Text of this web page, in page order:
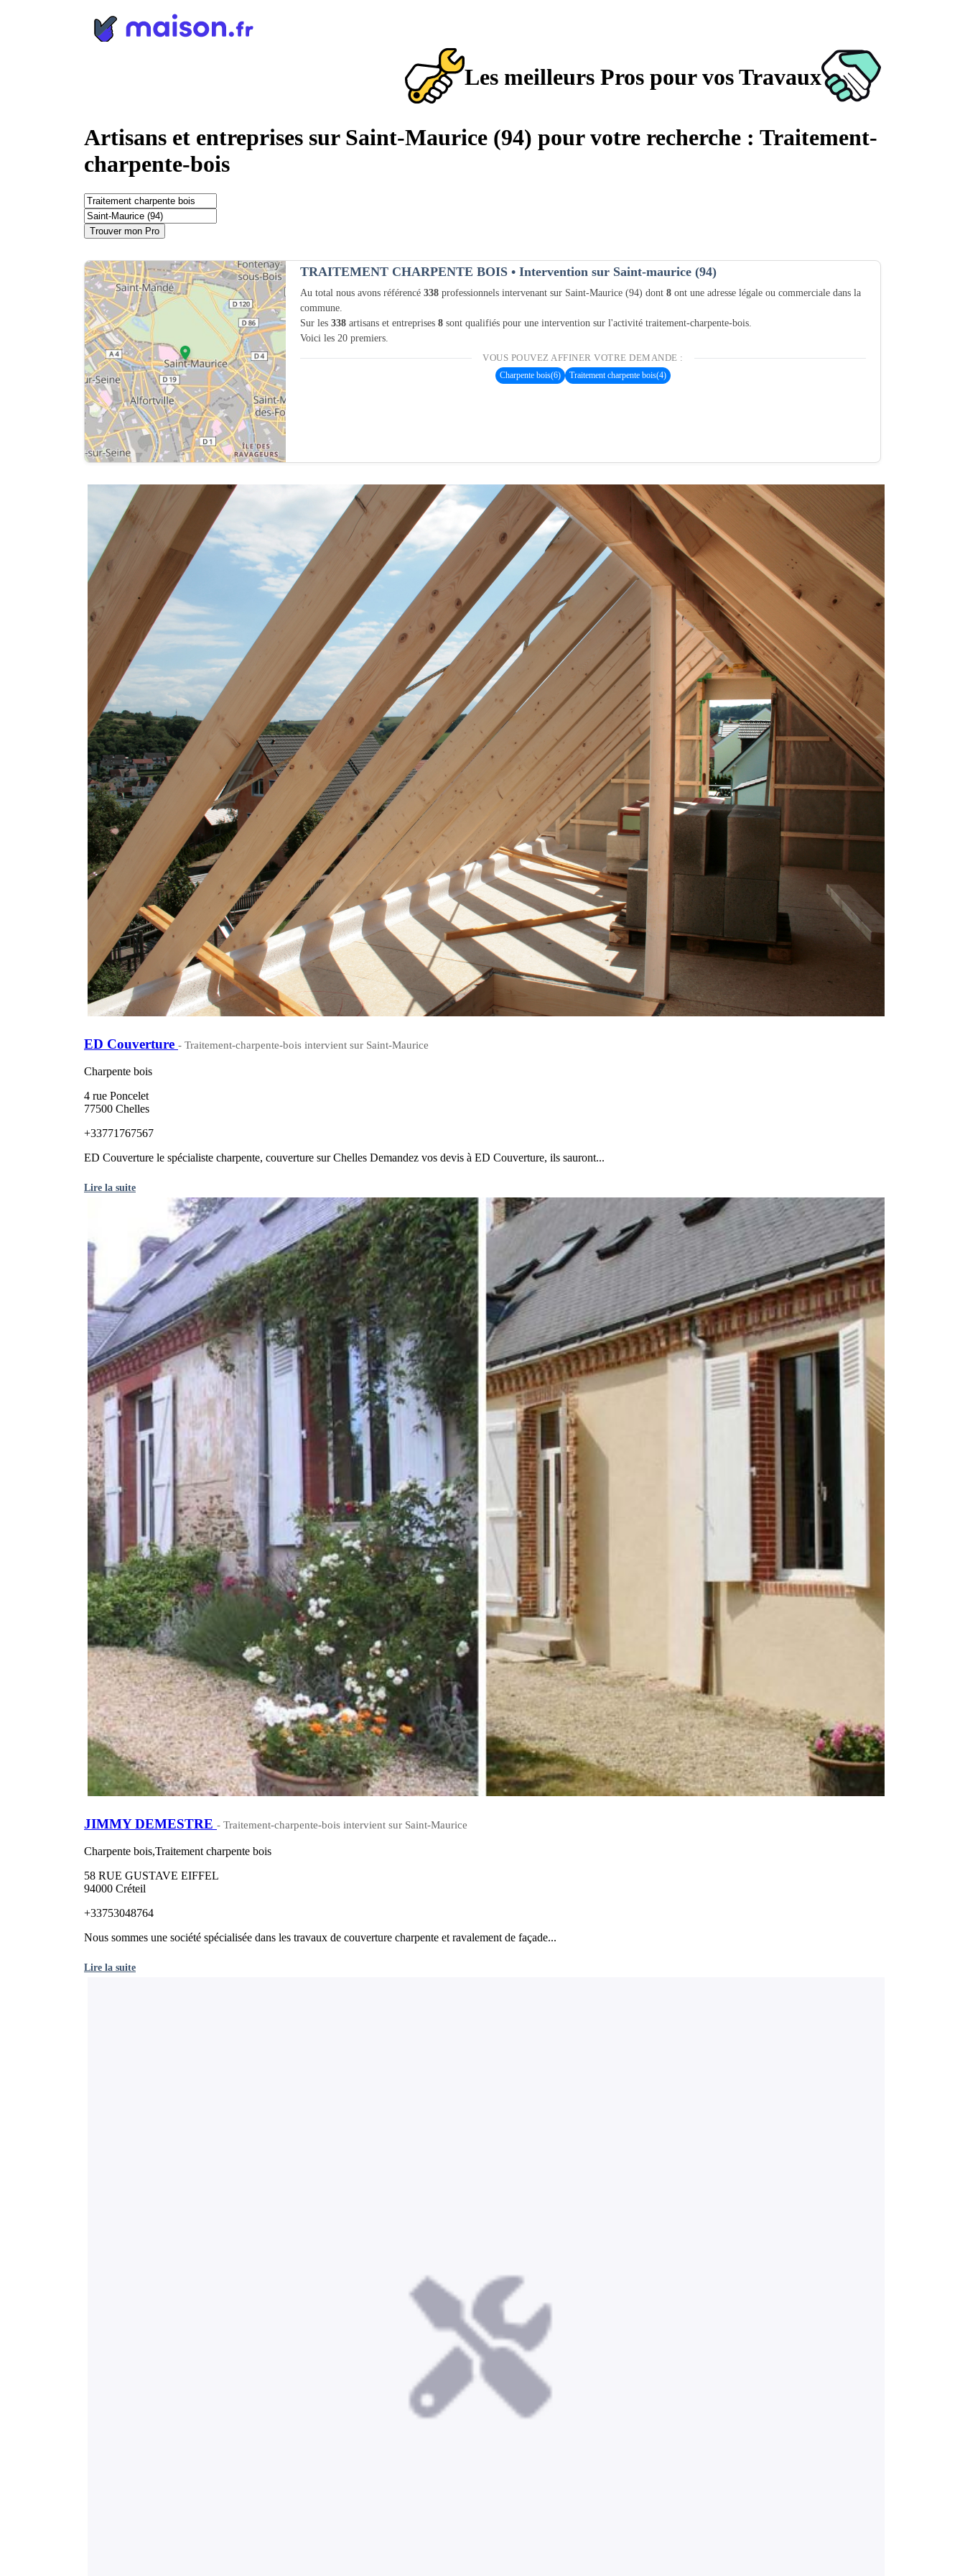
Les meilleurs Pros pour vos Travaux
Artisans et entreprises sur Saint-Maurice (94) pour votre recherche : Traitement-
charpente-bois
Trouver mon Pro
TRAITEMENT CHARPENTE BOIS • Intervention sur Saint-maurice (94)
Au total nous avons référencé 338 professionnels intervenant sur Saint-Maurice (94) dont 8 ont une adresse légale ou commerciale dans la
commune.
Sur les 338 artisans et entreprises 8 sont qualifiés pour une intervention sur l'activité traitement-charpente-bois.
Voici les 20 premiers.
VOUS POUVEZ AFFINER VOTRE DEMANDE :
Charpente bois(6) Traitement charpente bois(4)
ED Couverture - Traitement-charpente-bois intervient sur Saint-Maurice
Charpente bois
4 rue Poncelet
77500 Chelles
+33771767567
ED Couverture le spécialiste charpente, couverture sur Chelles Demandez vos devis à ED Couverture, ils sauront...
Lire la suite
JIMMY DEMESTRE - Traitement-charpente-bois intervient sur Saint-Maurice
Charpente bois,Traitement charpente bois
58 RUE GUSTAVE EIFFEL
94000 Créteil
+33753048764
Nous sommes une société spécialisée dans les travaux de couverture charpente et ravalement de façade...
Lire la suite